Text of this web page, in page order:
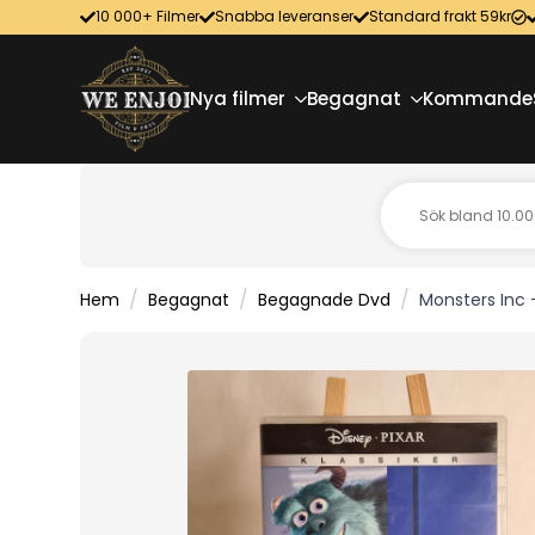
10 000+ Filmer Snabba leveranser Standard frakt 59kr
Nya filmer Begagnat Kommande
Hem Begagnat Begagnade Dvd Monsters Inc